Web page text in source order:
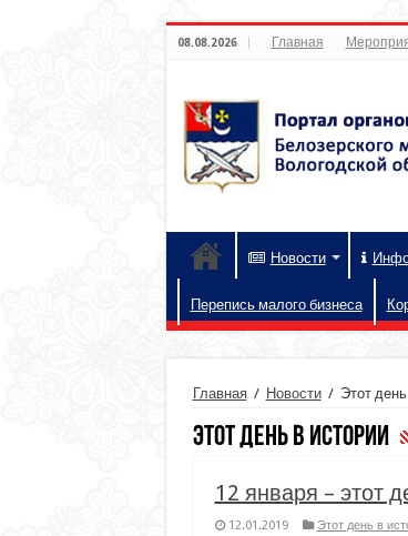
08.08.2026 Главная
Новости
Перепись малого бизнеса
Главная / Новости / Этот
Этот день в истории
12 января – этот
12.01.2019 Этот день в